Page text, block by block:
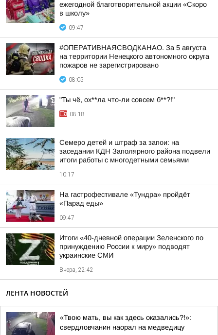
ежегодной благотворительной акции «Скоро
в школу»
09:47
#ОПЕРАТИВНАЯСВОДКАНАО. За 5 августа
на территории Ненецкого автономного округа
пожаров не зарегистрировано
08:05
"Ты чё, ох**ла что-ли совсем б**?!"
08:18
Семеро детей и штраф за запои: на
заседании КДН Заполярного района подвели
итоги работы с многодетными семьями
10:17
На гастрофестивале «Тундра» пройдёт
«Парад еды»
09:47
Итоги «40-дневной операции Зеленского по
принуждению России к миру» подводят
украинские СМИ
Вчера, 22:42
ЛЕНТА НОВОСТЕЙ
«Твою мать, вы как здесь оказались?!»:
свердловчанин наорал на медведицу